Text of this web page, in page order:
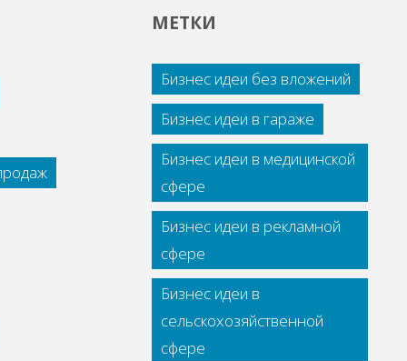
МЕТКИ
Бизнес идеи без вложений
Бизнес идеи в гараже
Бизнес идеи в медицинской
сфере
Бизнес идеи в рекламной
сфере
Бизнес идеи в
сельскохозяйственной
сфере